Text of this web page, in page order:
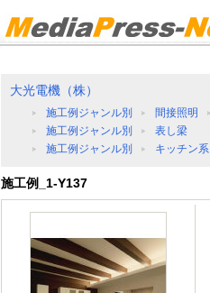
大光電機（株）
施工例ジャンル別 間接照明
施工例ジャンル別
表し梁
施工例ジャンル別
キッチン系
施工例_1-Y137